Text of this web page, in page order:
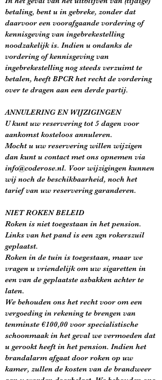
betaling, bent u in gebreke, zonder dat
daarvoor een voorafgaande vordering of
kennisgeving van ingebrekestelling
noodzakelijk is. Indien u ondanks de
vordering of kennisgeving van
ingebrekestelling nog steeds verzuimt te
betalen, heeft BPCR het recht de vordering
over te dragen aan een derde partij.
ANNULERING EN WIJZIGINGEN
U kunt uw reservering tot 5 dagen voor
aankomst kosteloos annuleren.
Mocht u uw reservering willen wijzigen
dan kunt u contact met ons opnemen via
info@coderose.nl. Voor wijzigingen kunnen
wij noch de beschikbaarheid, noch het
tarief van uw reservering garanderen.
NIET ROKEN BELEID
Roken is niet toegestaan in het pension.
Links van het pand is een zgn rokerszuil
geplaatst.
Roken in de tuin is toegestaan, maar we
vragen u vriendelijk om uw sigaretten in
een van de geplaatste asbakken achter te
laten.
We behouden ons het recht voor om een
vergoeding in rekening te brengen van
tenminste €100,00 voor specialistische
schoonmaak in het geval we vermoeden dat
u gerookt heeft in het pension. Indien het
brandalarm afgaat door roken op uw
kamer, zullen de kosten van de brandweer